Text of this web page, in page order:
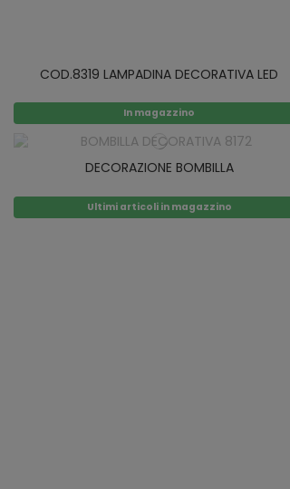
COD.8319 LAMPADINA DECORATIVA LED
In magazzino
DECORAZIONE BOMBILLA
Ultimi articoli in magazzino